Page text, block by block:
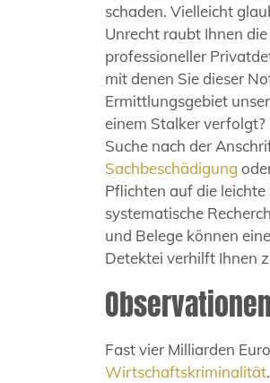
schaden. Vielleicht
Unrecht raubt Ihnen
professioneller
mit denen Sie dieser
Ermittlungsgebiet
einem Stalker
Suche nach der
Sachbeschädigung
Pflichten auf die
systematische
und Belege können
Detektei verhilft Ihnen
Fast vier Milliarden
Wirtschaftskriminalität